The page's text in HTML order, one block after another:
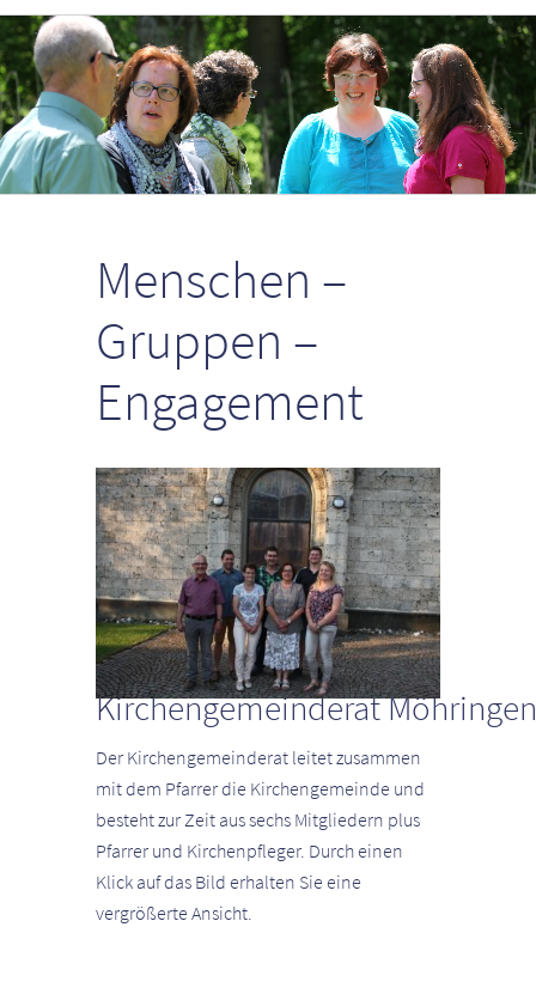
Menschen –
Gruppen –
Engagement
Kirchengemeinderat Möhringen
Der Kirchengemeinderat leitet zusammen
mit dem Pfarrer die Kirchengemeinde und
besteht zur Zeit aus sechs Mitgliedern plus
Pfarrer und Kirchenpfleger. Durch einen
Klick auf das Bild erhalten Sie eine
vergrößerte Ansicht.